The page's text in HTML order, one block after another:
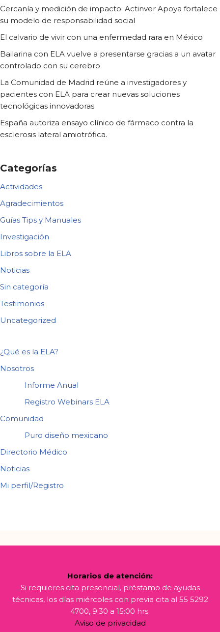
Cercanía y medición de impacto: Actinver Apoya fortalece
su modelo de responsabilidad social
El calvario de vivir con una enfermedad rara en México
Bailarina con ELA vuelve a presentarse gracias a un avatar
controlado con su cerebro
La Comunidad de Madrid reúne a investigadores y
pacientes con ELA para crear nuevas soluciones
tecnológicas innovadoras
España autoriza ensayo clínico de fármaco contra la
esclerosis lateral amiotrófica.
Categorías
Actividades
Agradecimientos
Guías Tips y Manuales
Investigación
Libros sobre la ELA
Noticias
Sin categoría
Testimonios
Uncategorized
¿Qué es la ELA?
Nosotros
Informe Anual
Registro Webinars ELA
Comunidad
Puro diseño mexicano
Directorio Médico
Noticias
Mi perfil/Registro
Horarios de atención:
Si requieres cita presencial, préstamo de ayudas
técnicas, los días miércoles con previa cita al 55 5292
4700, 9:30 a 15:00 hrs.
Aviso de privacidad